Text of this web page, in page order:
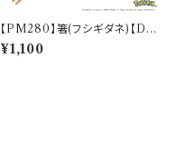
【PM280】箸(フシギダネ)【Dail
y Sketch】PM281-840
¥1,100